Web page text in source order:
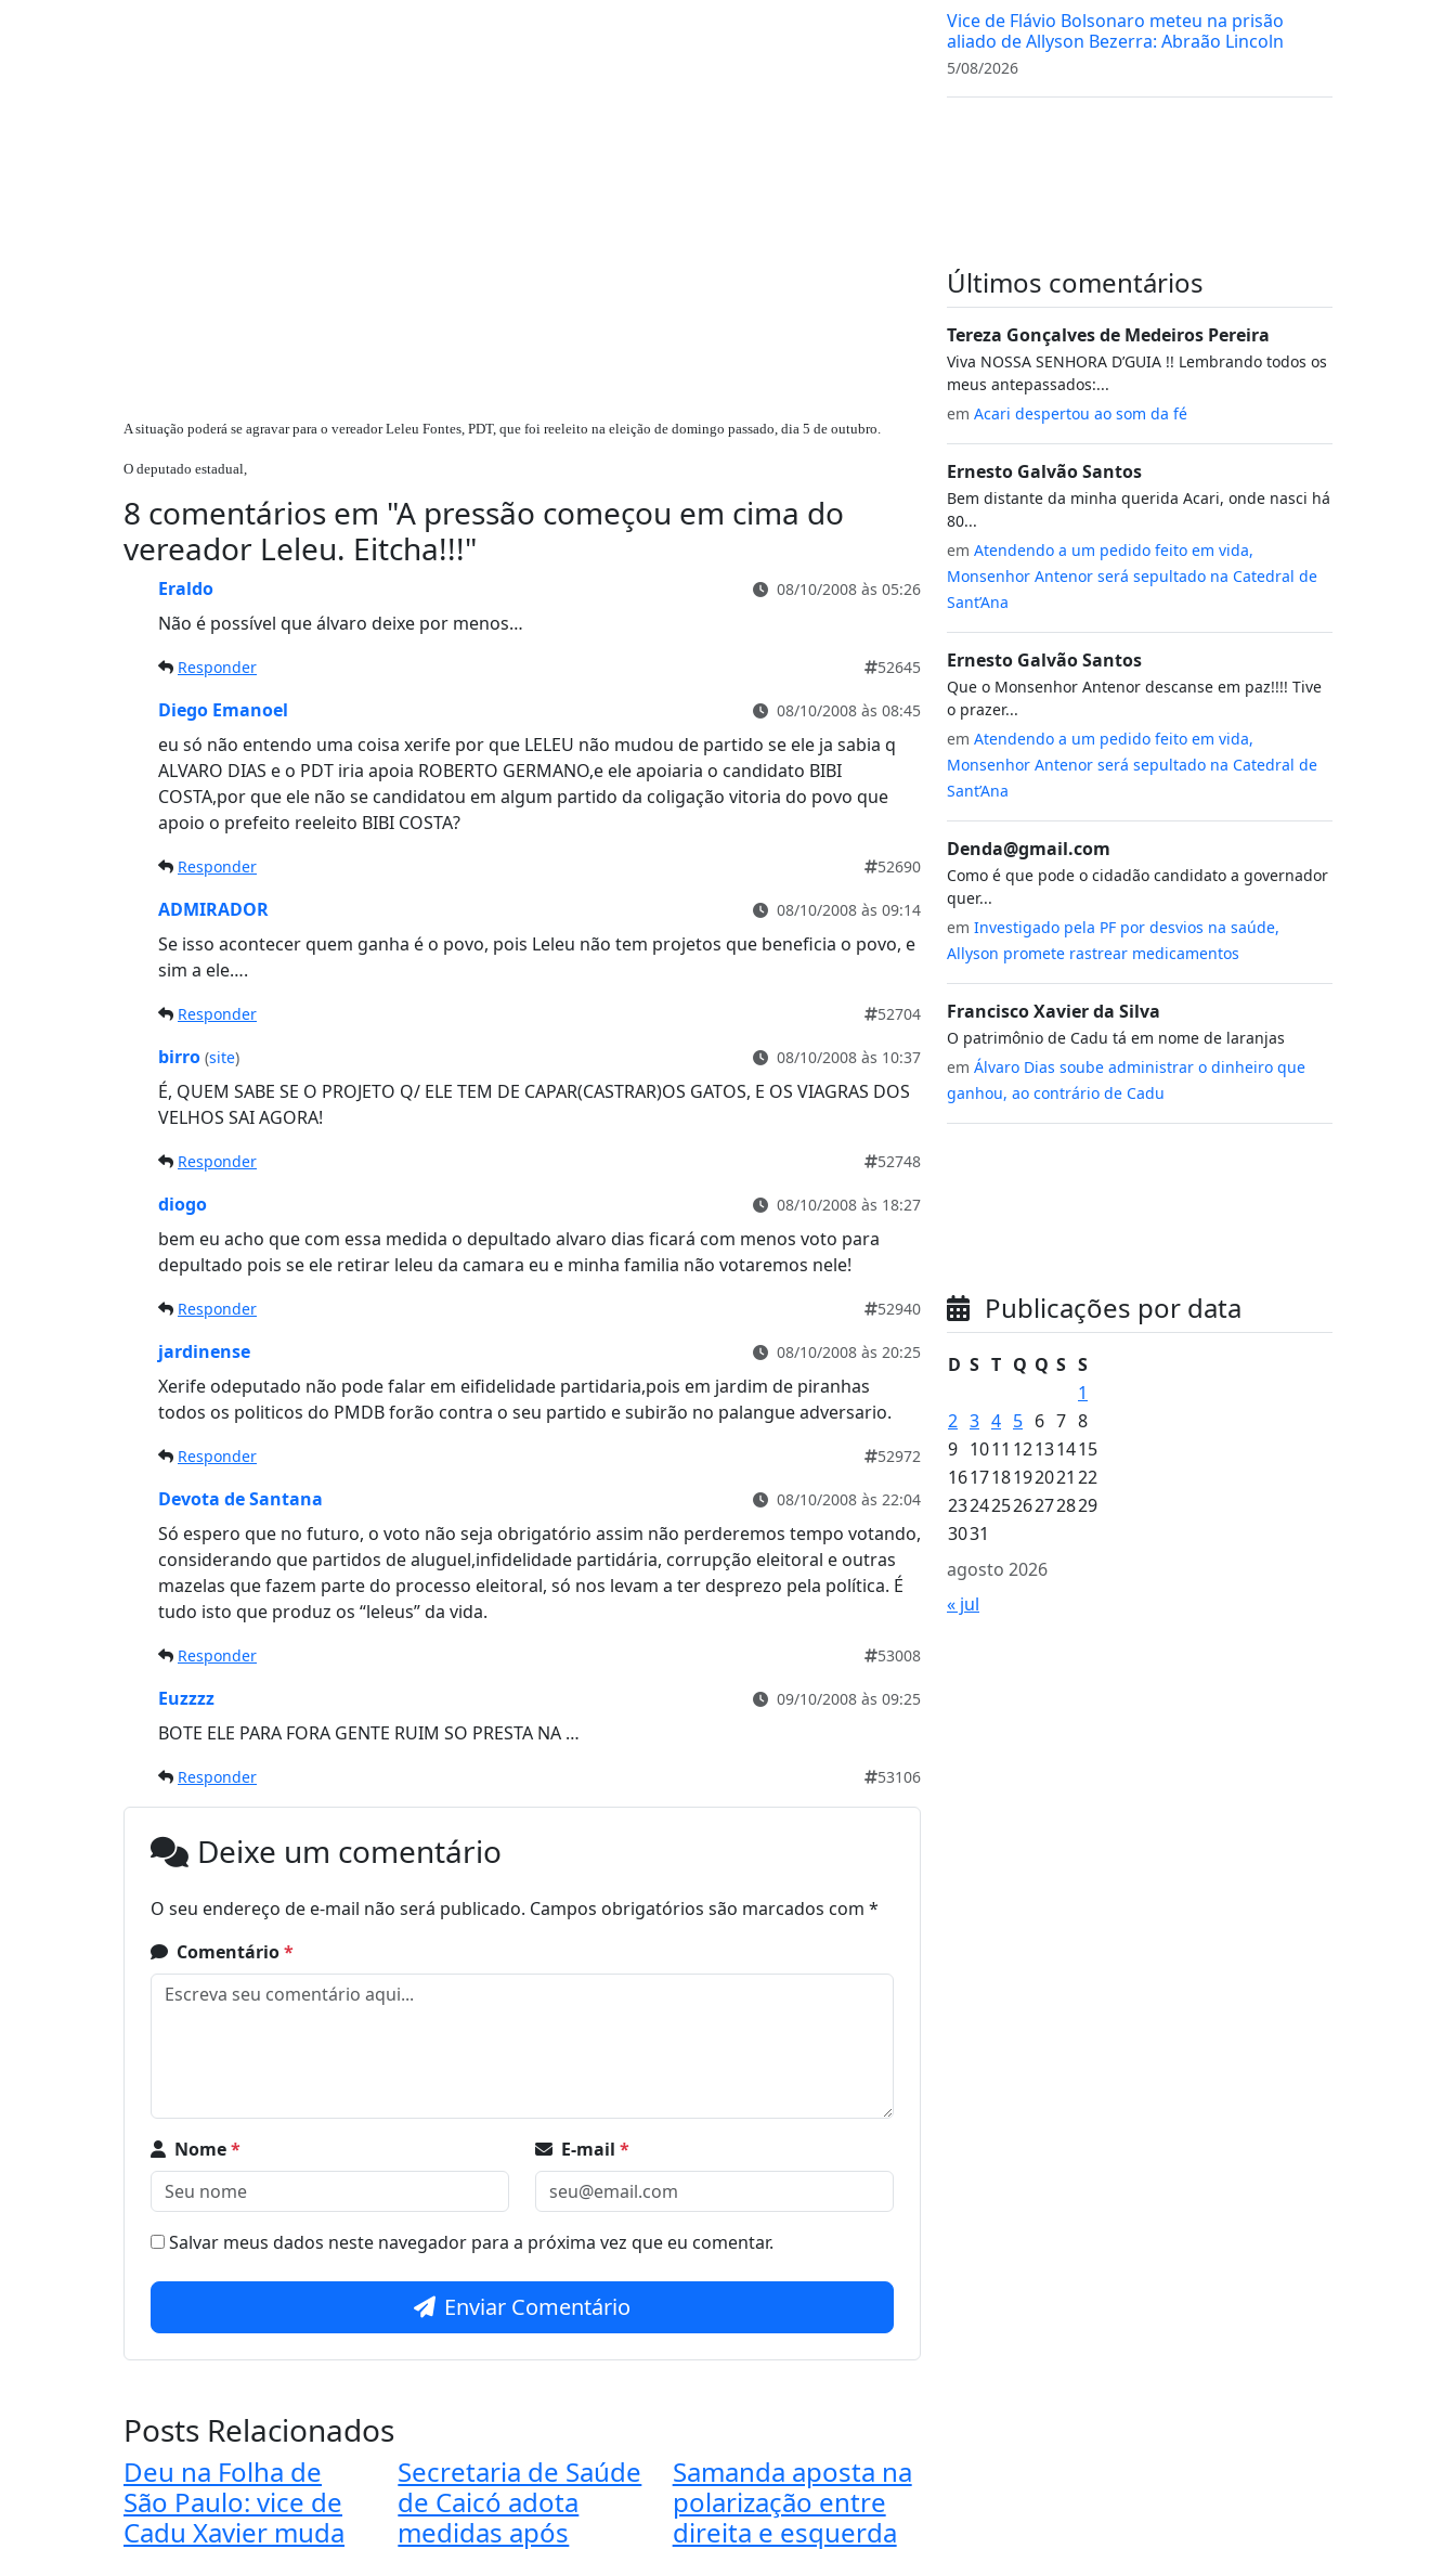
A situação poderá se agravar para o vereador Leleu Fontes, PDT, que foi reeleito na eleição de domingo passado, dia 5 de outubro.
O deputado estadual,
8 comentários em "A pressão começou em cima do
vereador Leleu. Eitcha!!!"
Eraldo 08/10/2008 às 05:26
Não é possível que álvaro deixe por menos…
Responder 52645
Diego Emanoel 08/10/2008 às 08:45
eu só não entendo uma coisa xerife por que LELEU não mudou de partido se ele ja sabia q
ALVARO DIAS e o PDT iria apoia ROBERTO GERMANO,e ele apoiaria o candidato BIBI
COSTA,por que ele não se candidatou em algum partido da coligação vitoria do povo que
apoio o prefeito reeleito BIBI COSTA?
Responder 52690
ADMIRADOR 08/10/2008 às 09:14
Se isso acontecer quem ganha é o povo, pois Leleu não tem projetos que beneficia o povo, e
sim a ele….
Responder 52704
birro (site) 08/10/2008 às 10:37
É, QUEM SABE SE O PROJETO Q/ ELE TEM DE CAPAR(CASTRAR)OS GATOS, E OS VIAGRAS DOS
VELHOS SAI AGORA!
Responder 52748
diogo 08/10/2008 às 18:27
bem eu acho que com essa medida o depultado alvaro dias ficará com menos voto para
depultado pois se ele retirar leleu da camara eu e minha familia não votaremos nele!
Responder 52940
jardinense 08/10/2008 às 20:25
Xerife odeputado não pode falar em eifidelidade partidaria,pois em jardim de piranhas
todos os politicos do PMDB forão contra o seu partido e subirão no palangue adversario.
Responder 52972
Devota de Santana 08/10/2008 às 22:04
Só espero que no futuro, o voto não seja obrigatório assim não perderemos tempo votando,
considerando que partidos de aluguel,infidelidade partidária, corrupção eleitoral e outras
mazelas que fazem parte do processo eleitoral, só nos levam a ter desprezo pela política. É
tudo isto que produz os “leleus” da vida.
Responder 53008
Euzzzz 09/10/2008 às 09:25
BOTE ELE PARA FORA GENTE RUIM SO PRESTA NA …
Responder 53106
Deixe um comentário
O seu endereço de e-mail não será publicado. Campos obrigatórios são marcados com *
Comentário*
Nome* E-mail *
Salvar meus dados neste navegador para a próxima vez que eu comentar.
Enviar Comentário
Posts Relacionados
Deu na Folha de
São Paulo: vice de
Cadu Xavier muda
Secretaria de Saúde
de Caicó adota
medidas após
Samanda aposta na
polarização entre
direita e esquerda
Vice de Flávio Bolsonaro meteu na prisão
aliado de Allyson Bezerra: Abraão Lincoln
5/08/2026
Últimos comentários
Tereza Gonçalves de Medeiros Pereira
Viva NOSSA SENHORA D’GUIA !! Lembrando todos os
meus antepassados:...
em Acari despertou ao som da fé
Ernesto Galvão Santos
Bem distante da minha querida Acari, onde nasci há
80...
em Atendendo a um pedido feito em vida,
Monsenhor Antenor será sepultado na Catedral de
Sant’Ana
Ernesto Galvão Santos
Que o Monsenhor Antenor descanse em paz!!!! Tive
o prazer...
em Atendendo a um pedido feito em vida,
Monsenhor Antenor será sepultado na Catedral de
Sant’Ana
Denda@gmail.com
Como é que pode o cidadão candidato a governador
quer...
em Investigado pela PF por desvios na saúde,
Allyson promete rastrear medicamentos
Francisco Xavier da Silva
O patrimônio de Cadu tá em nome de laranjas
em Álvaro Dias soube administrar o dinheiro que
ganhou, ao contrário de Cadu
Publicações por data
agosto 2026
D S T Q Q S S
1
2 3 4 5 6 7 8
9 1011 12131415
161718192021 22
23242526272829
3031
« jul